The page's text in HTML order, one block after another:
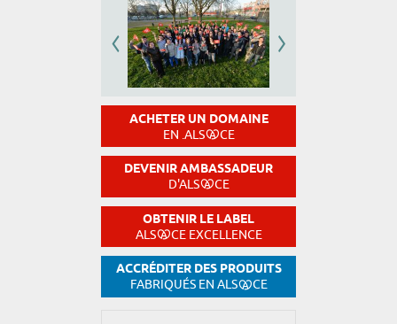
ACHETER UN DOMAINE
EN .ALS CE
DEVENIR AMBASSADEUR
D'ALS CE
OBTENIR LE LABEL
ALS CE EXCELLENCE
ACCRÉDITER DES PRODUITS
FABRIQUÉS EN ALS CE